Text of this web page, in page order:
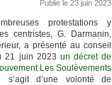
Publié le 23 juin 2023
protestations y
centristes, G. Darmanin,
a présenté au conseil
21 juin 2023 un décret de
Les Soulèvements
s’agit d’une volonté de